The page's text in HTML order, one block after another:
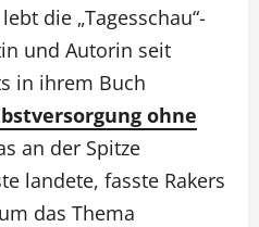
die „Tagesschau“-
und Autorin seit
in ihrem Buch
ohne
an der Spitze
landete, fasste Rakers
das Thema